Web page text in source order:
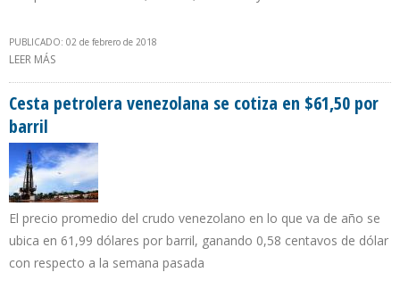
PUBLICADO: 02 de febrero de 2018
LEER MÁS
Cesta petrolera venezolana se cotiza en $61,50 por
barril
El precio promedio del crudo venezolano en lo que va de año se
ubica en 61,99 dólares por barril, ganando 0,58 centavos de dólar
con respecto a la semana pasada